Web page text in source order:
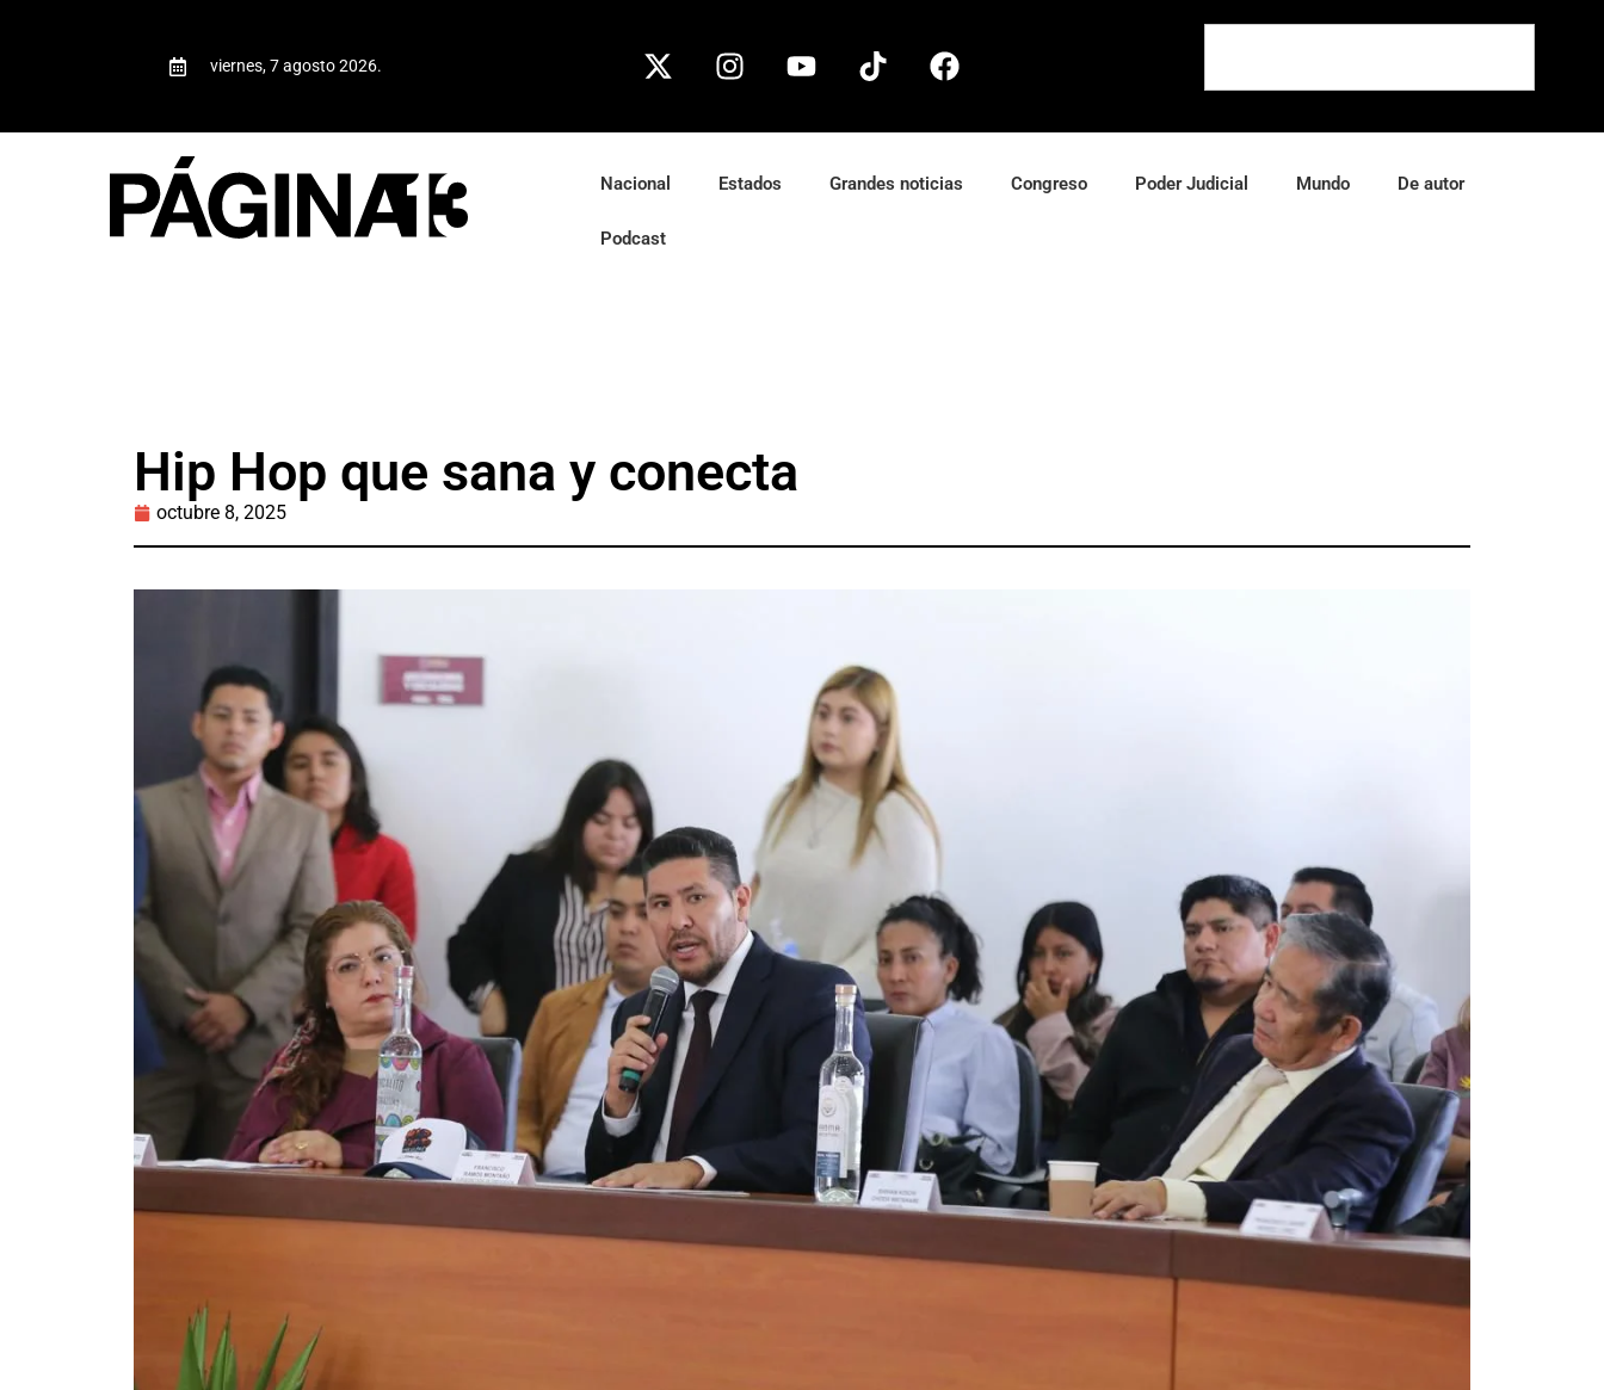
viernes, 7 agosto 2026.
Nacional Estados Grandes noticias Congreso Poder Judicial Mundo De autor
Podcast
Hip Hop que sana y conecta
octubre 8, 2025